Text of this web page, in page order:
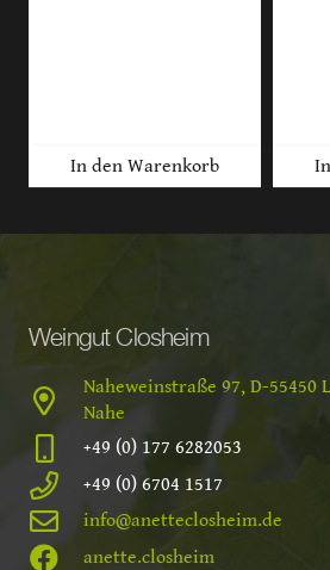
In den Warenkorb
Weingut Closheim
Naheweinstraße 97, D-55450
Nahe
+49 (0) 177 6282053
+49 (0) 6704 1517
info@anetteclosheim.de
anette.closheim